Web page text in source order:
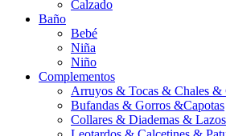
Calzado
Baño
Bebé
Niña
Niño
Complementos
Arruyos & Tocas & Chales &
Bufandas & Gorros &Capotas
Collares & Diademas &